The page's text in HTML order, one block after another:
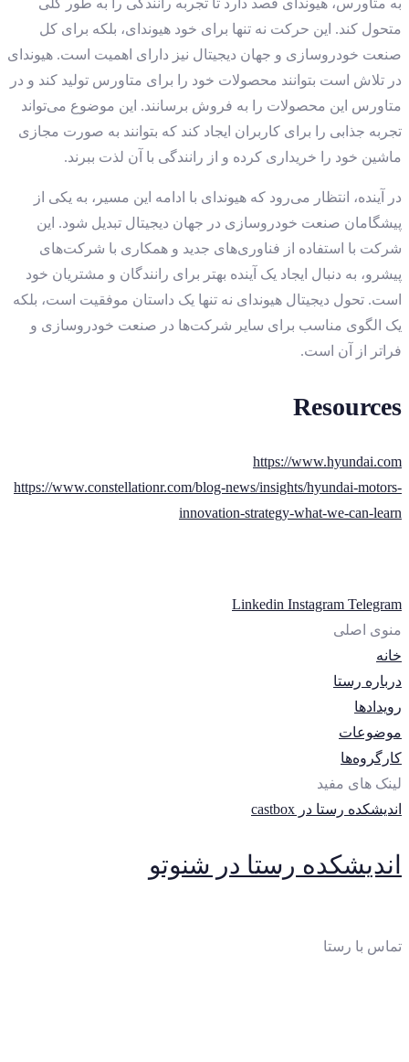
متحول کند. این حرکت نه تنها برای خود هیوندای، بلکه برای کل
صنعت خودروسازی و جهان دیجیتال نیز دارای اهمیت است. هیوندای
در تلاش است بتوانند محصولات خود را برای متاورس تولید کند و در
متاورس این محصولات را به فروش برسانند. این موضوع می‌تواند
تجربه جذابی را برای کاربران ایجاد کند که بتوانند به صورت مجازی
ماشین خود را خریداری کرده و از رانندگی با آن لذت ببرند.
در آینده، انتظار می‌رود که هیوندای با ادامه این مسیر، به یکی از
پیشگامان صنعت خودروسازی در جهان دیجیتال تبدیل شود. این
شرکت با استفاده از فناوری‌های جدید و همکاری با شرکت‌های
پیشرو، به دنبال ایجاد یک آینده بهتر برای رانندگان و مشتریان خود
است. تحول دیجیتال هیوندای نه تنها یک داستان موفقیت است، بلکه
یک الگوی مناسب برای سایر شرکت‌ها در صنعت خودروسازی و
فراتر از آن است.
Resources
https://www.hyundai.com
https://www.constellationr.com/blog-news/insights/hyundai-motors-
innovation-strategy-what-we-can-learn
Linkedin Instagram Telegram
منوی اصلی
خانه
درباره رستا
رویدادها
موضوعات
کارگروه‌ها
لینک های مفید
اندیشکده رستا در castbox
اندیشکده رستا در شنوتو
تماس با رستا